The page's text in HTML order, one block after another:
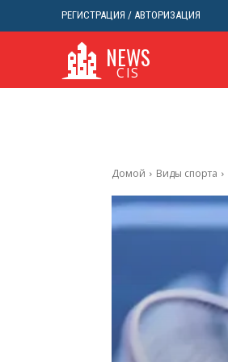
РЕГИСТРАЦИЯ / АВТОРИЗАЦИЯ
NEWS
CIS
Домой Виды спорта